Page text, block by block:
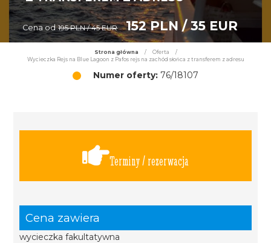
Cena od 195 PLN / 45 EUR 152 PLN / 35 EUR
Strona główna / Oferta
/
Wycieczka Rejs na Blue Lagoon z Pafos rejs na zachód słońca z transferem z adresu
Numer oferty: 76/18107
Terminy / rezerwacja
Cena zawiera
wycieczka fakultatywna